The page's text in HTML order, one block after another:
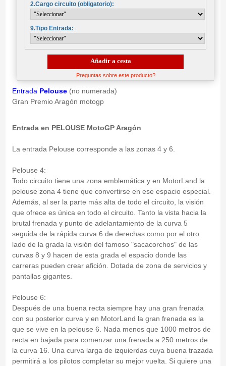
2.Cargo circuito (obligatorio):
9.Tipo Entrada:
Preguntas sobre este producto?
Entrada Pelouse(no numerada)
Gran Premio Aragón motogp
Entrada en PELOUSE MotoGP Aragón
La entrada Pelouse corresponde a las zonas 4 y 6.
Pelouse 4:
Todo circuito tiene una zona emblemática y en MotorLand la
pelouse zona 4 tiene que convertirse en ese espacio especial.
Además, al ser la parte más alta de todo el circuito, la visión
que ofrece es única en todo el circuito. Tanto la vista hacia la
brutal frenada y punto de adelantamiento de la curva 5
seguida de la rápida curva 6 de derechas como por el otro
lado de la grada la visión del famoso "sacacorchos" de las
curvas 8 y 9 hacen de esta grada el espacio donde las
carreras pueden crear afición. Dotada de zona de servicios y
pantallas gigantes.
Pelouse 6:
Después de una buena recta siempre hay una gran frenada
con su posterior curva y en MotorLand la gran frenada es la
que se vive en la pelouse 6. Nada menos que 1000 metros de
recta en bajada para comenzar una frenada a 250 metros de
la curva 16. Una curva larga de izquierdas cuya buena trazada
permitirá a los pilotos completar su mejor vuelta. Si quiere una